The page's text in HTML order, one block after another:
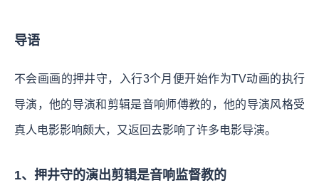
导语
不会画画的押井守，入行3个月便开始作为TV动画的执行
导演，他的导演和剪辑是音响师傅教的，他的导演风格受
真人电影影响颇大，又返回去影响了许多电影导演。
1、押井守的演出剪辑是音响监督教的